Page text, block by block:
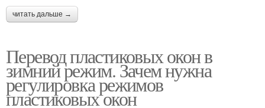
читать дальше →
Перевод пластиковых окон в
зимний режим. Зачем нужна
регулировка режимов
пластиковых окон